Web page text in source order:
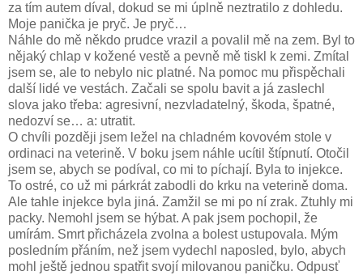
za tím autem díval, dokud se mi úplně neztratilo z dohledu.
Moje panička je pryč. Je pryč…
Náhle do mě někdo prudce vrazil a povalil mě na zem. Byl to
nějaký chlap v kožené vestě a pevně mě tiskl k zemi. Zmítal
jsem se, ale to nebylo nic platné. Na pomoc mu přispěchali
další lidé ve vestách. Začali se spolu bavit a já zaslechl
slova jako třeba: agresivní, nezvladatelný, škoda, špatné,
nedozví se… a: utratit.
O chvíli později jsem ležel na chladném kovovém stole v
ordinaci na veterině. V boku jsem náhle ucítil štípnutí. Otočil
jsem se, abych se podíval, co mi to píchají. Byla to injekce.
To ostré, co už mi párkrát zabodli do krku na veterině doma.
Ale tahle injekce byla jiná. Zamžil se mi po ní zrak. Ztuhly mi
packy. Nemohl jsem se hýbat. A pak jsem pochopil, že
umírám. Smrt přicházela zvolna a bolest ustupovala. Mým
posledním přáním, než jsem vydechl naposled, bylo, abych
mohl ještě jednou spatřit svojí milovanou paničku. Odpusť